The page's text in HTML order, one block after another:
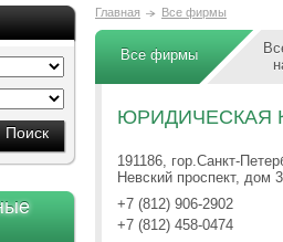
Главная Все фирмы
Все фирмы
ЮРИДИЧЕСКАЯ
191186, гор.Санкт-
Невский проспект, дом 3
+7 (812) 906-2902
+7 (812) 458-0474